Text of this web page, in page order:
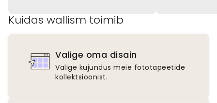
Kuidas wallism toimib
Valige oma disain
Valige kujundus meie fototapeetide
kollektsioonist.